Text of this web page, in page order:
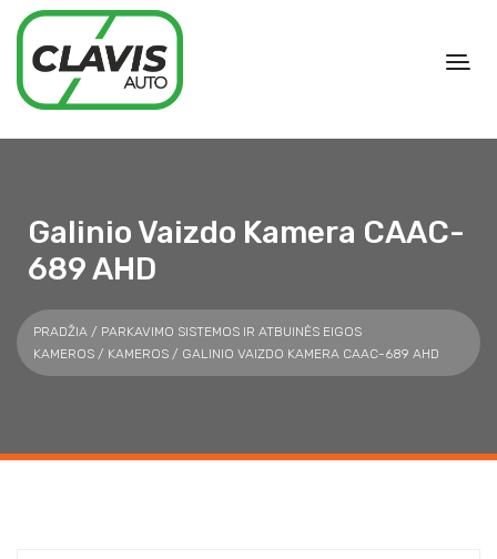
Galinio Vaizdo Kamera CAAC-
689 AHD
PRADŽIA / PARKAVIMO SISTEMOS IR ATBUINĖS EIGOS
KAMEROS / KAMEROS / GALINIO VAIZDO KAMERA CAAC-689 AHD